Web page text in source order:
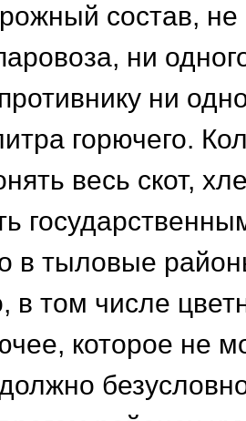
состав, не
ни
ни
горючего.
весь скот,
в тыловые
в том числе
которое не